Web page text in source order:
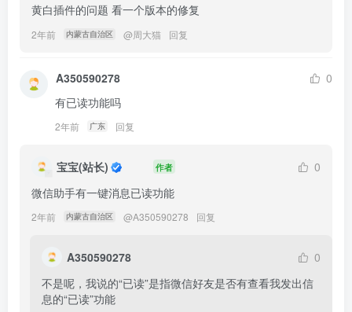
黄白插件的问题 看一个版本的修复
2年前 内蒙古自治区 @周大猫 回复
A350590278
0
有已读功能吗
2年前 广东 回复
宝宝(站长) 作者
0
微信助手有一键消息已读功能
2年前 内蒙古自治区 @A350590278 回复
A350590278
0
不是呢，我说的“已读”是指微信好友是否有查看我发出信
息的“已读”功能